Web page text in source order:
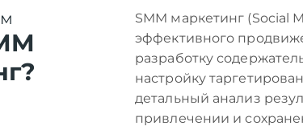
SMM маркетинг (Social
эффективного
разработку
настройку
детальный анализ
привлечении и